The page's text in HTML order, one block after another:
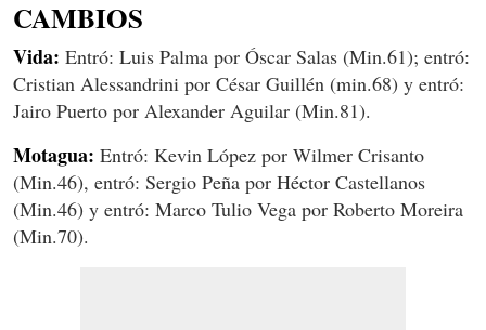
CAMBIOS
Vida: Entró: Luis Palma por Óscar Salas (Min.61); entró:
Cristian Alessandrini por César Guillén (min.68) y entró:
Jairo Puerto por Alexander Aguilar (Min.81).
Motagua: Entró: Kevin López por Wilmer Crisanto
(Min.46), entró: Sergio Peña por Héctor Castellanos
(Min.46) y entró: Marco Tulio Vega por Roberto Moreira
(Min.70).